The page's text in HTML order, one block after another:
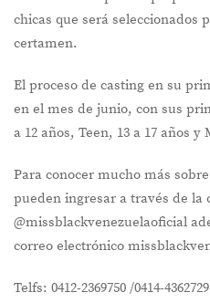
chicas que será seleccionados
certamen.
El proceso de casting en su
en el mes de junio, con sus
a 12 años, Teen, 13 a 17 años
Para conocer mucho más
pueden ingresar a través de
@missblackvenezuelaoficial
correo electrónico
Telfs: 0412-2369750 /0414-4362729